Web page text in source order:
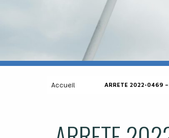
Accueil ARRETE 2022-0469 – RUE DU PRIEURE DE COMPRIAN, CHEMIN DE LA